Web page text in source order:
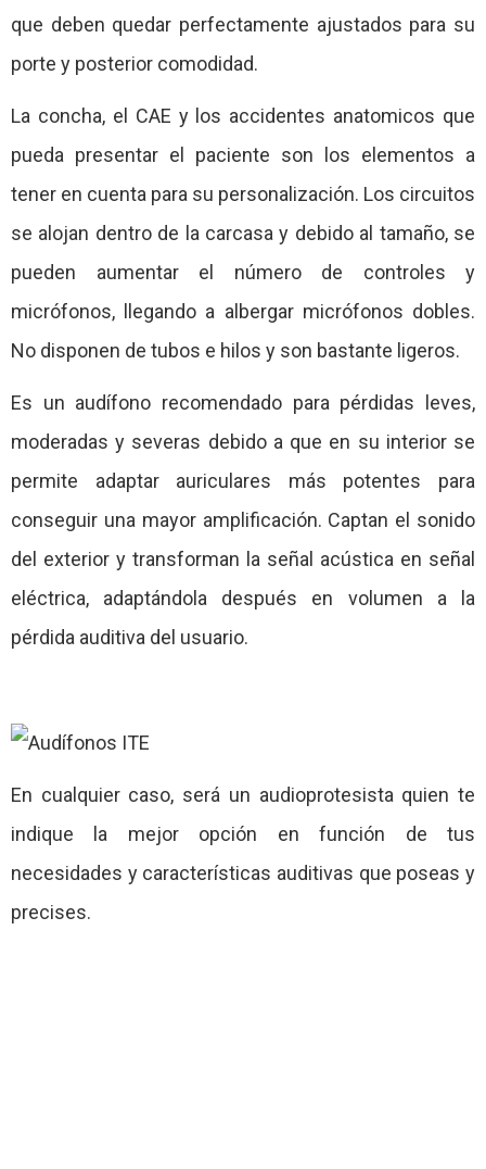
que deben quedar perfectamente ajustados para su
porte y posterior comodidad.
La concha, el CAE y los accidentes anatomicos que
pueda presentar el paciente son los elementos a
tener en cuenta para su personalización. Los circuitos
se alojan dentro de la carcasa y debido al tamaño, se
pueden aumentar el número de controles y
micrófonos, llegando a albergar micrófonos dobles.
No disponen de tubos e hilos y son bastante ligeros.
Es un audífono recomendado para pérdidas leves,
moderadas y severas debido a que en su interior se
permite adaptar auriculares más potentes para
conseguir una mayor amplificación. Captan el sonido
del exterior y transforman la señal acústica en señal
eléctrica, adaptándola después en volumen a la
pérdida auditiva del usuario.
En cualquier caso, será un audioprotesista quien te
indique la mejor opción en función de tus
necesidades y características auditivas que poseas y
precises.